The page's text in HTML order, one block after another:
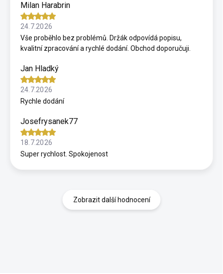
Milan Harabrin
24.7.2026
Vše proběhlo bez problémů. Držák odpovídá popisu,
kvalitní zpracování a rychlé dodání. Obchod doporučuji.
Jan Hladký
24.7.2026
Rychle dodání
Josefrysanek77
18.7.2026
Super rychlost. Spokojenost
Zobrazit další hodnocení